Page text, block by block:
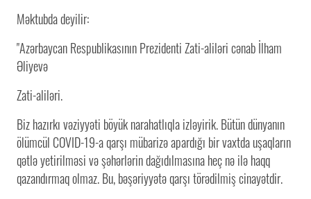
Məktubda deyilir:
"Azərbaycan Respublikasının Prezidenti Zati-aliləri cənab İlham
Əliyevə
Zati-aliləri.
Biz hazırkı vəziyyəti böyük narahatlıqla izləyirik. Bütün dünyanın
ölümcül COVID-19-a qarşı mübarizə apardığı bir vaxtda uşaqların
qətlə yetirilməsi və şəhərlərin dağıdılmasına heç nə ilə haqq
qazandırmaq olmaz. Bu, bəşəriyyətə qarşı törədilmiş cinayətdir.